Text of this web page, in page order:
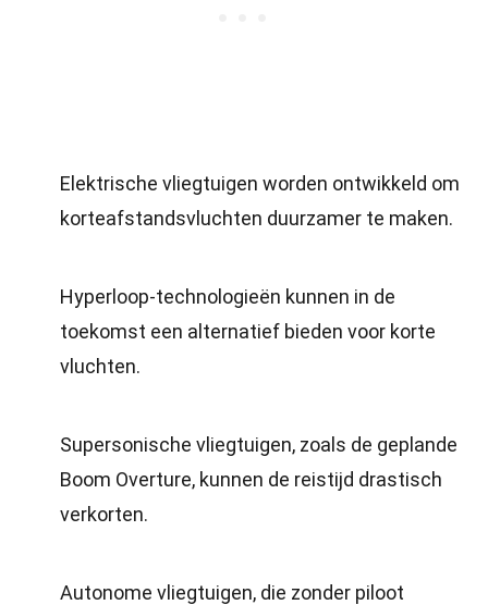
Elektrische vliegtuigen worden ontwikkeld om
korteafstandsvluchten duurzamer te maken.
Hyperloop-technologieën kunnen in de
toekomst een alternatief bieden voor korte
vluchten.
Supersonische vliegtuigen, zoals de geplande
Boom Overture, kunnen de reistijd drastisch
verkorten.
Autonome vliegtuigen, die zonder piloot